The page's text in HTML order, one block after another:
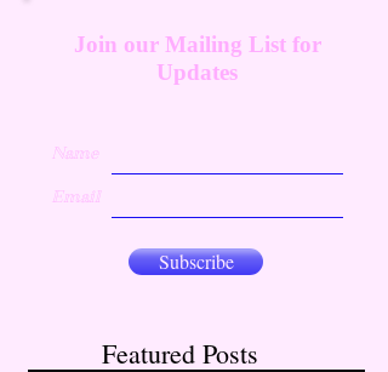
Join our Mailing List for
Updates
Name
Email
Subscribe
Featured Posts